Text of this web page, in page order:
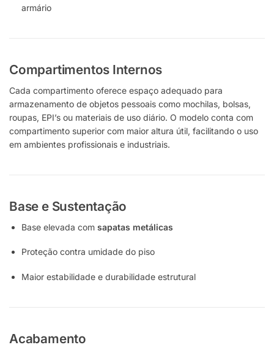
armário
Compartimentos Internos
Cada compartimento oferece espaço adequado para
armazenamento de objetos pessoais como mochilas, bolsas,
roupas, EPI’s ou materiais de uso diário. O modelo conta com
compartimento superior com maior altura útil, facilitando o uso
em ambientes profissionais e industriais.
Base e Sustentação
Base elevada com sapatas metálicas
Proteção contra umidade do piso
Maior estabilidade e durabilidade estrutural
Acabamento